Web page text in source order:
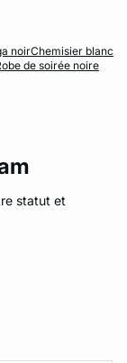
noirChemisier blanc
de soirée noire
statut et